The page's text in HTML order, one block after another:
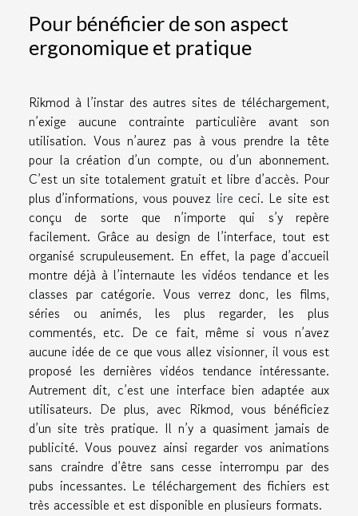
Pour bénéficier de son aspect
ergonomique et pratique
Rikmod à l’instar des autres sites de téléchargement,
n’exige aucune contrainte particulière avant son
utilisation. Vous n’aurez pas à vous prendre la tête
pour la création d’un compte, ou d’un abonnement.
C’est un site totalement gratuit et libre d’accès. Pour
plus d’informations, vous pouvez lire ceci. Le site est
conçu de sorte que n’importe qui s’y repère
facilement. Grâce au design de l’interface, tout est
organisé scrupuleusement. En effet, la page d’accueil
montre déjà à l’internaute les vidéos tendance et les
classes par catégorie. Vous verrez donc, les films,
séries ou animés, les plus regarder, les plus
commentés, etc. De ce fait, même si vous n’avez
aucune idée de ce que vous allez visionner, il vous est
proposé les dernières vidéos tendance intéressante.
Autrement dit, c’est une interface bien adaptée aux
utilisateurs. De plus, avec Rikmod, vous bénéficiez
d’un site très pratique. Il n’y a quasiment jamais de
publicité. Vous pouvez ainsi regarder vos animations
sans craindre d’être sans cesse interrompu par des
pubs incessantes. Le téléchargement des fichiers est
très accessible et est disponible en plusieurs formats.